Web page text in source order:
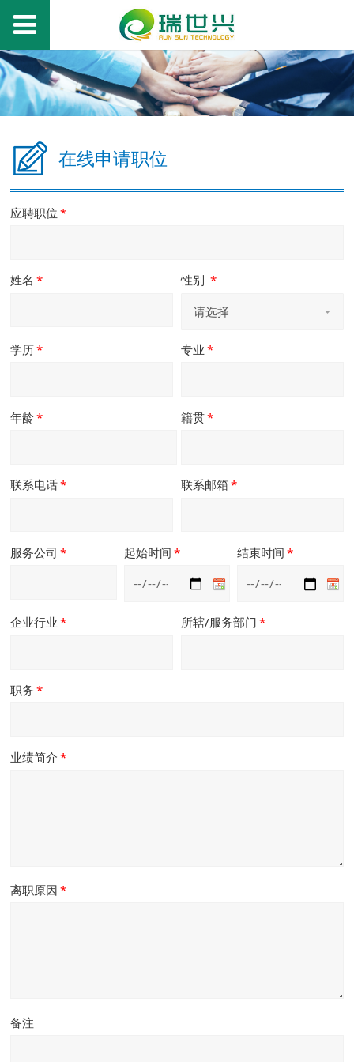
在线申请职位
应聘职位 *
姓名 * 性别 *
请选择
学历* 专业 *
年龄* 籍贯*
联系电话* 联系邮箱 *
服务公司 * 起始时间 * 结束时间 *
企业行业 * 所辖/服务部门 *
职务 *
业绩简介 *
离职原因 *
备注